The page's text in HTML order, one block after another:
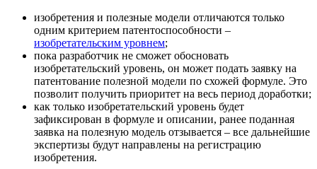
изобретения и полезные модели отличаются только
одним критерием патентоспособности –
изобретательским уровнем;
пока разработчик не сможет обосновать
изобретательский уровень, он может подать заявку на
патентование полезной модели по схожей формуле. Это
позволит получить приоритет на весь период доработки;
как только изобретательский уровень будет
зафиксирован в формуле и описании, ранее поданная
заявка на полезную модель отзывается – все дальнейшие
экспертизы будут направлены на регистрацию
изобретения.